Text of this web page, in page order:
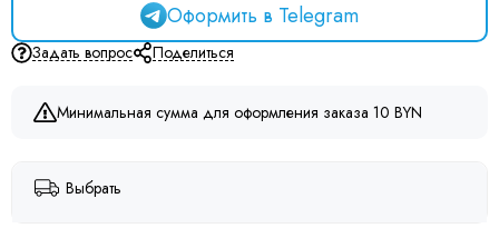
Оформить в Telegram
Задать вопрос Поделиться
Минимальная сумма для оформления заказа 10 BYN
Выбрать